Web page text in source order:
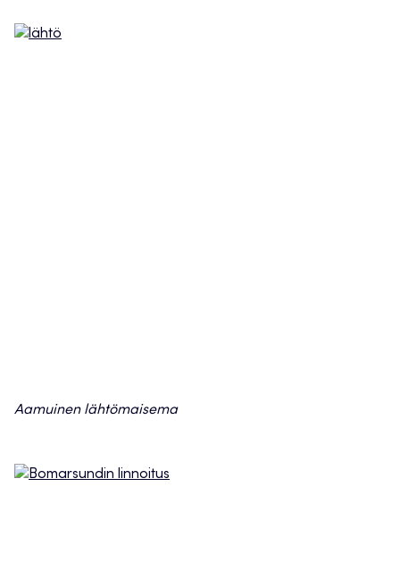
Aamuinen lähtömaisema